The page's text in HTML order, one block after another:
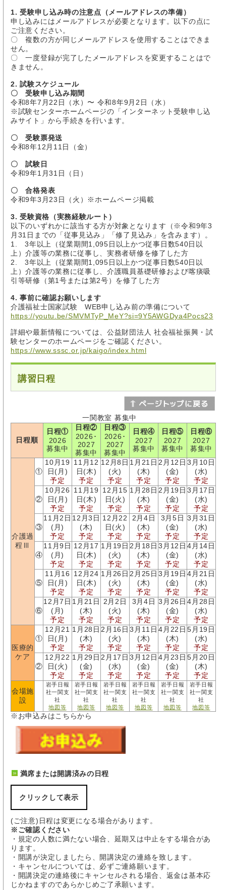
1. 受験申し込み時の注意点（メールアドレスの準備）
申し込みにはメールアドレスが必要となります。以下の点に
ご注意ください。
〇 複数の方が同じメールアドレスを使用することはできま
せん。
〇 一度登録が完了したメールアドレスを変更することはで
きません。
2. 試験スケジュール
〇 受験申し込み期間
令和8年7月22日（水）〜 令和8年9月2日（水）
※試験センターホームページの「インターネット受験申し込
みサイト」から手続きを行います。
〇 受験票発送
令和8年12月11日（金）
〇 試験日
令和9年1月31日（日）
〇 合格発表
令和9年3月23日（火）※ホームページ掲載
3. 受験資格（実務経験ルート）
以下のいずれかに該当する方が対象となります（※令和9年3
月31日までの「従事見込み」「修了見込み」を含みます）。
1. 3年以上（従業期間1,095日以上かつ従事日数540日以
上）介護等の業務に従事し、実務者研修を修了した方
2. 3年以上（従業期間1,095日以上かつ従事日数540日以
上）介護等の業務に従事し、介護職員基礎研修および喀痰吸
引等研修（第1号または第2号）を修了した方
4. 事前に確認お願いします
介護福祉士国家試験 WEB申し込み前の準備について
https://youtu.be/SMVMTyP_MeY?si=9Y5AWGDya4Pocs23
詳細や最新情報については、公益財団法人 社会福祉振興・試
験センターのホームページをご確認ください。
https://www.sssc.or.jp/kaigo/index.html
講習日程
一関教室 募集中
日程順
日程①
2026
募集中
日程②
2026･
2027
募集中
日程③
2026･
2027
募集中
日程④
2027
募集中
日程⑤
2027
募集中
日程⑥
2027
募集中
介護過
程Ⅲ
①
10月19
日(月)
予定
11月12
日(木)
予定
12月8日
(火)
予定
1月21日
(木)
予定
2月12日
(金)
予定
3月10日
(水)
予定
②
10月26
日(月)
予定
11月19
日(木)
予定
12月15
日(火)
予定
1月28日
(木)
予定
2月19日
(金)
予定
3月17日
(水)
予定
③
11月2日
(月)
予定
12月3日
(木)
予定
12月22
日(火)
予定
2月4日
(木)
予定
3月5日
(金)
予定
3月31日
(水)
予定
④
11月9日
(月)
予定
12月17
日(木)
予定
1月19日
(火)
予定
2月18日
(木)
予定
3月12日
(金)
予定
4月14日
(水)
予定
⑤
11月16
日(月)
予定
12月24
日(木)
予定
1月26日
(火)
予定
2月25日
(木)
予定
3月19日
(金)
予定
4月21日
(水)
予定
⑥
12月7日
(月)
予定
1月21日
(木)
予定
2月2日
(火)
予定
3月4日
(木)
予定
3月26日
(金)
予定
4月28日
(水)
予定
医療的
ケア
①
12月21
日(月)
予定
1月28日
(木)
予定
2月16日
(火)
予定
3月11日
(木)
予定
4月22日
(木)
予定
5月19日
(水)
予定
②
12月22
日(火)
予定
1月29日
(金)
予定
2月17日
(水)
予定
3月12日
(金)
予定
4月23日
(金)
予定
5月20日
(木)
予定
会場施
設
岩手日報
社一関支
社
地図等
岩手日報
社一関支
社
地図等
岩手日報
社一関支
社
地図等
岩手日報
社一関支
社
地図等
岩手日報
社一関支
社
地図等
岩手日報
社一関支
社
地図等
※お申込みはこちらから
満席または開講済みの日程
クリックして表示
(ご注意)日程は変更になる場合があります。
※ご確認ください
・規定の人数に満たない場合、延期又は中止をする場合があ
ります。
・開講が決定しましたら、開講決定の連絡を致します。
・キャンセルについては、必ずご連絡願います。
・開講決定の連絡後にキャンセルされる場合、返金は基本応
じかねますのであらかじめご了承願います。